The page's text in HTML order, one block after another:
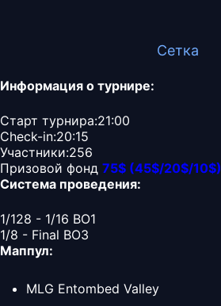
Сетка
Информация о турнире:
Старт турнира:21:00
Check-in:20:15
Участники:256
Призовой фонд 75$ (45$/20$/10$)
Система проведения:
1/128 - 1/16 BO1
1/8 - Final BO3
Маппул:
MLG Entombed Valley